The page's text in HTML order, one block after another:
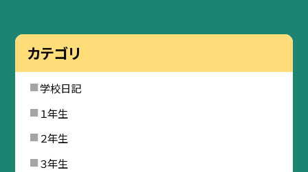
カテゴリ
学校日記
１年生
２年生
３年生